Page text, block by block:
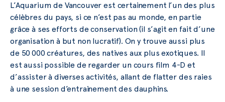
L’Aquarium de Vancouver est certainement l’un des plus
célèbres du pays, si ce n’est pas au monde, en partie
grâce à ses efforts de conservation (il s’agit en fait d’une
organisation à but non lucratif). On y trouve aussi plus
de 50 000 créatures, des natives aux plus exotiques. Il
est aussi possible de regarder un cours film 4-D et
d’assister à diverses activités, allant de flatter des raies
à une session d’entrainement des dauphins.